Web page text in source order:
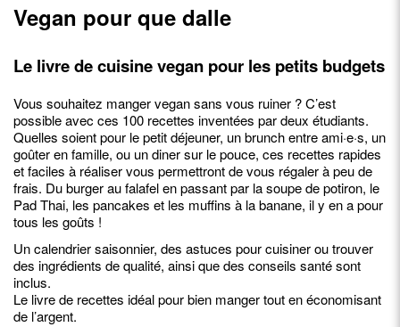
Vegan pour que dalle
Le livre de cuisine vegan pour les petits budgets
Vous souhaitez manger vegan sans vous ruiner ? C’est
possible avec ces 100 recettes inventées par deux étudiants.
Quelles soient pour le petit déjeuner, un brunch entre ami·e·s, un
goûter en famille, ou un diner sur le pouce, ces recettes rapides
et faciles à réaliser vous permettront de vous régaler à peu de
frais. Du burger au falafel en passant par la soupe de potiron, le
Pad Thai, les pancakes et les muffins à la banane, il y en a pour
tous les goûts !
Un calendrier saisonnier, des astuces pour cuisiner ou trouver
des ingrédients de qualité, ainsi que des conseils santé sont
inclus.
Le livre de recettes idéal pour bien manger tout en économisant
de l’argent.